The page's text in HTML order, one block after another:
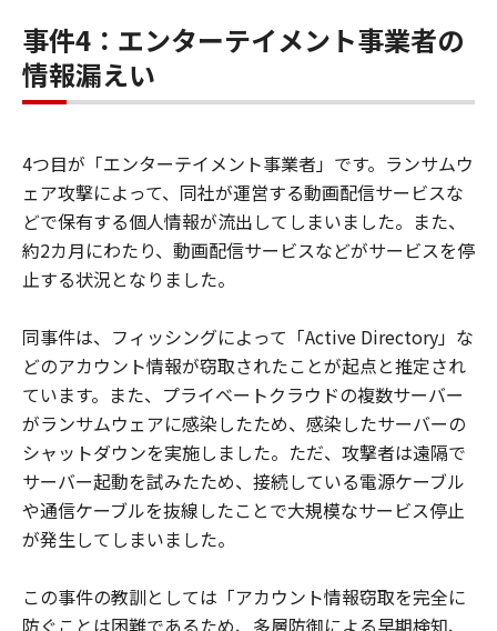
事件4：エンターテイメント事業者の
情報漏えい
4つ目が「エンターテイメント事業者」です。ランサムウ
ェア攻撃によって、同社が運営する動画配信サービスな
どで保有する個人情報が流出してしまいました。また、
約2カ月にわたり、動画配信サービスなどがサービスを停
止する状況となりました。
同事件は、フィッシングによって「Active Directory」な
どのアカウント情報が窃取されたことが起点と推定され
ています。また、プライベートクラウドの複数サーバー
がランサムウェアに感染したため、感染したサーバーの
シャットダウンを実施しました。ただ、攻撃者は遠隔で
サーバー起動を試みたため、接続している電源ケーブル
や通信ケーブルを抜線したことで大規模なサービス停止
が発生してしまいました。
この事件の教訓としては「アカウント情報窃取を完全に
防ぐことは困難であるため、多層防御による早期検知、